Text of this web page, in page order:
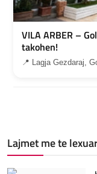
VILA ARBER –
takohen!
📍 Lagja Gezdaraj,
Lajmet me te